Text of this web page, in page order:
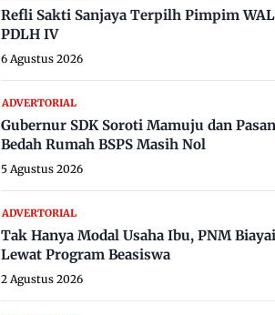
Refli Sakti Sanjaya Terpilh Pimpim
PDLH IV
6 Agustus 2026
ADVERTORIAL
Gubernur SDK Soroti Mamuju dan
Bedah Rumah BSPS Masih Nol
5 Agustus 2026
ADVERTORIAL
Tak Hanya Modal Usaha Ibu, PNM
Lewat Program Beasiswa
2 Agustus 2026